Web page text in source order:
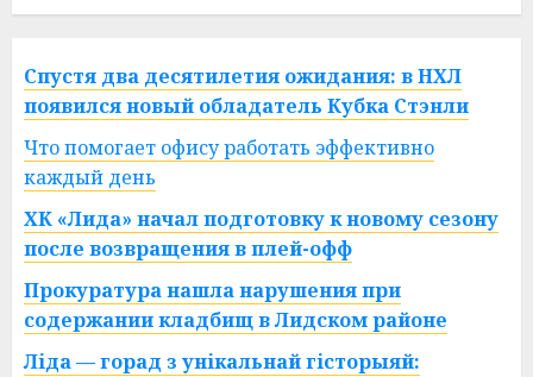
Спустя два десятилетия ожидания: в НХЛ
появился новый обладатель Кубка Стэнли
Что помогает офису работать эффективно
каждый день
ХК «Лида» начал подготовку к новому сезону
после возвращения в плей-офф
Прокуратура нашла нарушения при
содержании кладбищ в Лидском районе
Ліда — горад з унікальнай гісторыяй: